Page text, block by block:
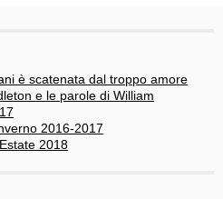
è scatenata dal troppo amore
e le parole di William
2016-2017
2018